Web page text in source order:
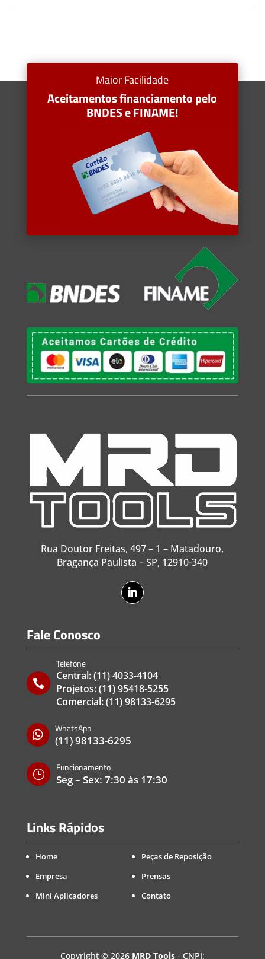
Maior Facilidade
Aceitamentos financiamento pelo
BNDES e FINAME!
Rua Doutor Freitas, 497 – 1 – Matadouro,
Bragança Paulista – SP, 12910-340
Fale Conosco

Telefone
Central:(11) 4033-4104
Projetos:(11) 95418-5255
Comercial:(11) 98133-6295

WhatsApp
(11) 98133-6295
}
Funcionamento
Seg – Sex: 7:30 às 17:30
Links Rápidos
Home
Empresa
Mini Aplicadores
Peças de Reposição
Prensas
Contato
Copyright © 2026 MRD Tools- CNPJ: